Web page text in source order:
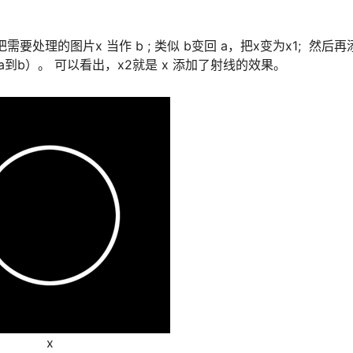
要处理的图片x 当作 b ; 类似 b变回 a，把x变为x1; 然后再
b）。 可以看出，x2就是 x 添加了射线的效果。
x